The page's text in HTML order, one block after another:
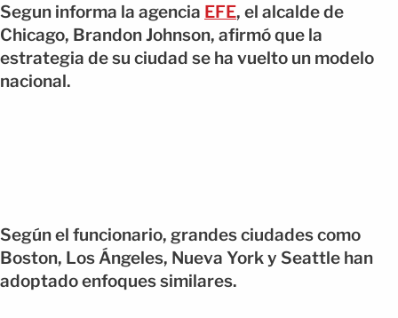
Segun informa la agencia EFE, el alcalde de
Chicago, Brandon Johnson, afirmó que la
estrategia de su ciudad se ha vuelto un modelo
nacional.
Según el funcionario, grandes ciudades como
Boston, Los Ángeles, Nueva York y Seattle han
adoptado enfoques similares.